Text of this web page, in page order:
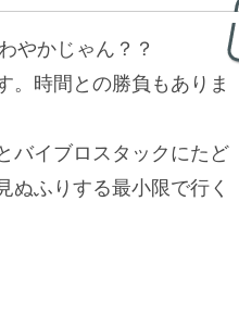
やかじゃん？？
。時間との勝負もありま
バイブロスタックにたど
ぬふりする最小限で行く